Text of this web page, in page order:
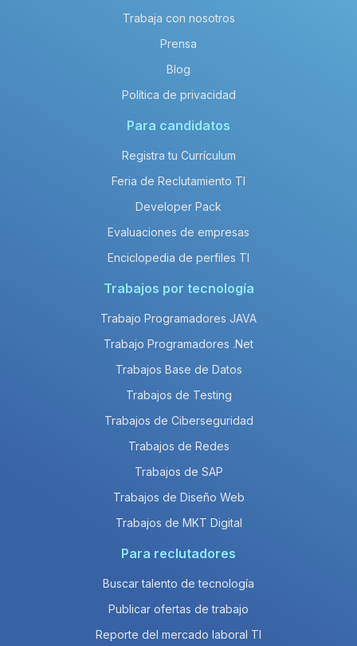
Trabaja con nosotros
Prensa
Blog
Política de privacidad
Para candidatos
Registra tu Currículum
Feria de Reclutamiento TI
Developer Pack
Evaluaciones de empresas
Enciclopedia de perfiles TI
Trabajos por tecnología
Trabajo Programadores JAVA
Trabajo Programadores .Net
Trabajos Base de Datos
Trabajos de Testing
Trabajos de Ciberseguridad
Trabajos de Redes
Trabajos de SAP
Trabajos de Diseño Web
Trabajos de MKT Digital
Para reclutadores
Buscar talento de tecnología
Publicar ofertas de trabajo
Reporte del mercado laboral TI